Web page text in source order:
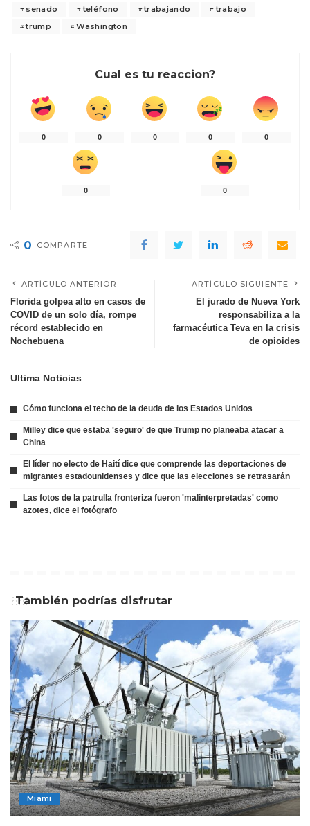
senado teléfono trabajando
trabajo
trump
Washington
Cual es tu reaccion?
0 0 0 0 0
0 0
0 COMPARTE
ARTÍCULO ANTERIOR
Florida golpea alto en casos de
COVID de un solo día, rompe
récord establecido en
Nochebuena
ARTÍCULO SIGUIENTE
El jurado de Nueva York
responsabiliza a la
farmacéutica Teva en la crisis
de opioides
Ultima Noticias
Cómo funciona el techo de la deuda de los Estados Unidos
Milley dice que estaba 'seguro' de que Trump no planeaba atacar a
China
El líder no electo de Haití dice que comprende las deportaciones de
migrantes estadounidenses y dice que las elecciones se retrasarán
Las fotos de la patrulla fronteriza fueron 'malinterpretadas' como
azotes, dice el fotógrafo
También podrías disfrutar
Miami